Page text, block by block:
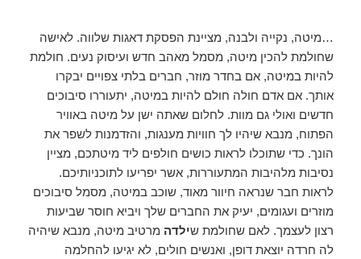
…מיטה, נקייה ולבנה, מציינת הפסקת דאגות שלווה. לאישה
שחולמת להכין מיטה, מסמל מאהב חדש ועיסוק נעים. חולמת
להיות במיטה, אם בחדר מוזר, חברים בלתי צפויים יבקרו
אותך. אם אדם חולה חולם להיות במיטה, יתעוררו סיבוכים
חדשים ואולי גם מוות. לחלום שאתה ישן על מיטה באוויר
הפתוח, מנבא שיהיו לך חוויות מענגות, והזדמנות לשפר את
הונך. כדי שתוכלו לראות כושים חולפים ליד מיטתכם, מציין
נסיבות מלהיבות המתעוררות, אשר יפריעו לתוכניותיכם.
לראות חבר שנראה חיוור מאוד, שוכב במיטה, מסמל סיבוכים
מוזרים ועגומים, יעיק את החברים שלך ויביא חוסר שביעות
רצון לעצמך. לאם שחולמת שילדה מרטיב מיטה, מנבא שיהיה
לה חרדה יוצאת דופן, ואנשים חולים, לא יגיעו להחלמה